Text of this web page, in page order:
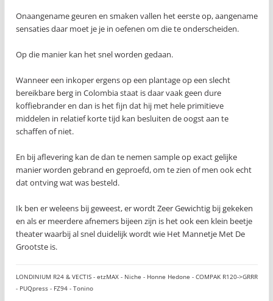
Onaangename geuren en smaken vallen het eerste op, aangename
sensaties daar moet je je in oefenen om die te onderscheiden.
Op die manier kan het snel worden gedaan.
Wanneer een inkoper ergens op een plantage op een slecht
bereikbare berg in Colombia staat is daar vaak geen dure
koffiebrander en dan is het fijn dat hij met hele primitieve
middelen in relatief korte tijd kan besluiten de oogst aan te
schaffen of niet.
En bij aflevering kan de dan te nemen sample op exact gelijke
manier worden gebrand en geproefd, om te zien of men ook echt
dat ontving wat was besteld.
Ik ben er weleens bij geweest, er wordt Zeer Gewichtig bij gekeken
en als er meerdere afnemers bijeen zijn is het ook een klein beetje
theater waarbij al snel duidelijk wordt wie Het Mannetje Met De
Grootste is.
LONDINIUM R24 & VECTIS - etzMAX - Niche - Honne Hedone - COMPAK R120->GRRR
- PUQpress - FZ94 - Tonino